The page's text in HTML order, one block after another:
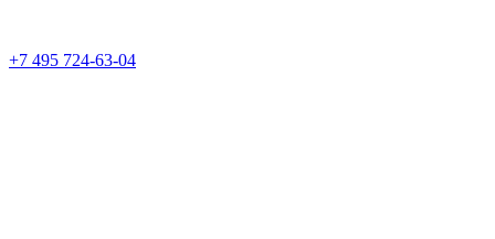
+7 495 724-63-04